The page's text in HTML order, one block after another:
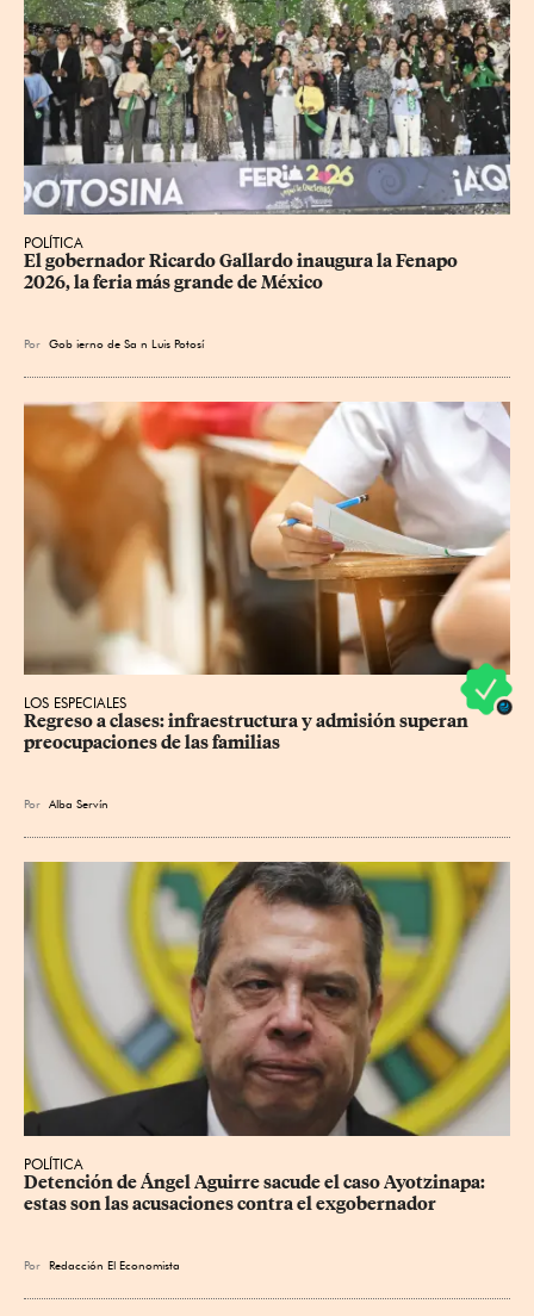
POLÍTICA
​El gobernador Ricardo Gallardo inaugura la Fenapo
2026, la feria más grande de México
Por Gob ierno de Sa n Luis Potosí
LOS ESPECIALES
Regreso a clases: infraestructura y admisión superan
preocupaciones de las familias
Por Alba Servín
POLÍTICA
Detención de Ángel Aguirre sacude el caso Ayotzinapa:
estas son las acusaciones contra el exgobernador
Por Redacción El Economista